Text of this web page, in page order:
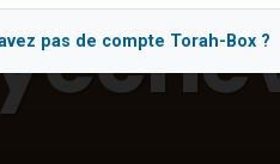
WhatsApp
pas de compte Torah-Box ?